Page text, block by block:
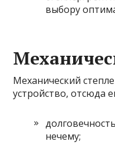
Механический
устройство, отсюда
нечему;